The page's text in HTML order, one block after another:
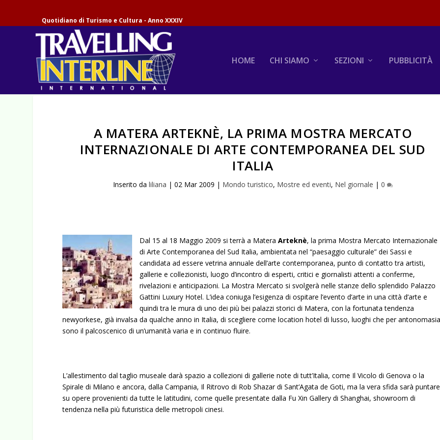
Quotidiano di Turismo e Cultura - Anno XXXIV
HOME CHI SIAMO SEZIONI PUBBLICITÀ
A MATERA ARTEKNÈ, LA PRIMA MOSTRA MERCATO
INTERNAZIONALE DI ARTE CONTEMPORANEA DEL SUD
ITALIA
Inserito da liliana | 02 Mar 2009 | Mondo turistico, Mostre ed eventi, Nel giornale | 0
Dal 15 al 18 Maggio 2009 si terrà a MateraArteknè, la prima Mostra Mercato Internazionale
di Arte Contemporanea del Sud Italia, ambientata nel “paesaggio culturale” dei Sassi e
candidata ad essere vetrina annuale dell’arte contemporanea, punto di contatto tra artisti,
gallerie e collezionisti, luogo d’incontro di esperti, critici e giornalisti attenti a conferme,
rivelazioni e anticipazioni. La Mostra Mercato si svolgerà nelle stanze dello splendido Palazzo
Gattini Luxury Hotel. L’idea coniuga l’esigenza di ospitare l’evento d’arte in una città d’arte e
quindi tra le mura di uno dei più bei palazzi storici di Matera, con la fortunata tendenza
newyorkese, già invalsa da qualche anno in Italia, di scegliere come location hotel di lusso, luoghi che per
sono il palcoscenico di un’umanità varia e in continuo fluire.
L’allestimento dal taglio museale darà spazio a collezioni di gallerie note di tutt’Italia, come Il Vicolo di Genova o la
Spirale di Milano e ancora, dalla Campania, Il Ritrovo di Rob Shazar di Sant’Agata de Goti, ma la vera sfida sarà puntare
su opere provenienti da tutte le latitudini, come quelle presentate dalla Fu Xin Gallery di Shanghai, showroom di
tendenza nella più futuristica delle metropoli cinesi.